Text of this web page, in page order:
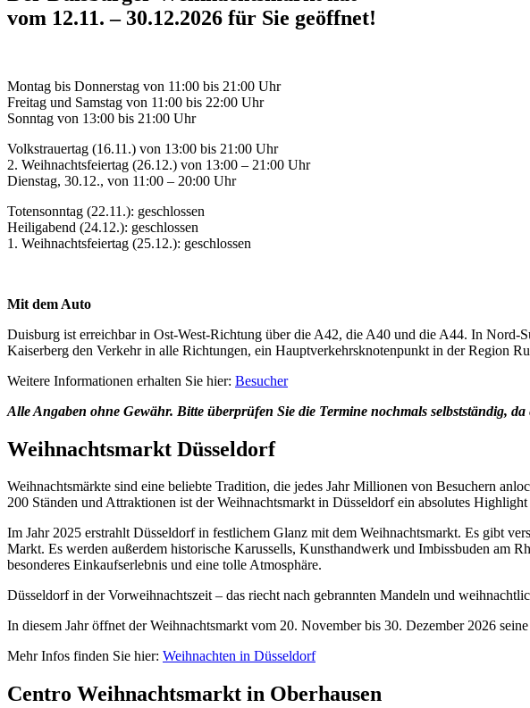
vom 12.11. – 30.12.2026 für Sie geöffnet!
Montag bis Donnerstag von 11:00 bis 21:00 Uhr
Freitag und Samstag von 11:00 bis 22:00 Uhr
Sonntag von 13:00 bis 21:00 Uhr
Volkstrauertag (16.11.) von 13:00 bis 21:00 Uhr
2. Weihnachtsfeiertag (26.12.) von 13:00 – 21:00 Uhr
Dienstag, 30.12., von 11:00 – 20:00 Uhr
Totensonntag (22.11.): geschlossen
Heiligabend (24.12.): geschlossen
1. Weihnachtsfeiertag (25.12.): geschlossen
Mit dem Auto
Duisburg ist erreichbar in Ost-West-Richtung über die A42, die A40 und die A44. In
Kaiserberg den Verkehr in alle Richtungen, ein Hauptverkehrsknotenpunkt in der Region
Weitere Informationen erhalten Sie hier: Besucher
Alle Angaben ohne Gewähr. Bitte überprüfen Sie die Termine nochmals selbstständig,
Weihnachtsmarkt Düsseldorf
Weihnachtsmärkte sind eine beliebte Tradition, die jedes Jahr Millionen von Besuchern
200 Ständen und Attraktionen ist der Weihnachtsmarkt in Düsseldorf ein absolutes
Im Jahr 2025 erstrahlt Düsseldorf in festlichem Glanz mit dem Weihnachtsmarkt. Es gibt
Markt. Es werden außerdem historische Karussells, Kunsthandwerk und Imbissbuden am
besonderes Einkaufserlebnis und eine tolle Atmosphäre.
Düsseldorf in der Vorweihnachtszeit – das riecht nach gebrannten Mandeln und
In diesem Jahr öffnet der Weihnachtsmarkt vom 20. November bis 30. Dezember 2026
Mehr Infos finden Sie hier: Weihnachten in Düsseldorf
Centro Weihnachtsmarkt in Oberhausen